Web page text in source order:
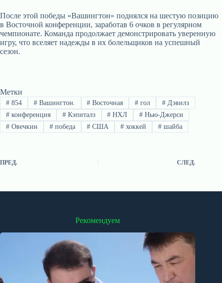
После этой победы «Вашингтон» поднялся на шестую позицию
в Восточной конференции, заработав 6 очков в регулярном
чемпионате. Команда продолжает демонстрировать уверенную
игру, что вселяет надежды в их болельщиков на успешный
сезон.
Метки
#854 #Вашингтон. # Восточная # гол # Дэвилз
#конференция #Кэпиталз # НХЛ # Нью-Джерси
#Овечкин #победа # США # хоккей # шайба
ПРЕД. СЛЕД.
Рекомендуем